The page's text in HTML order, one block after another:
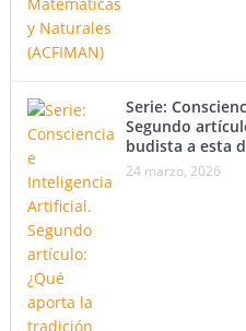
Serie:
Segundo
budista a esta
24 marzo, 2026